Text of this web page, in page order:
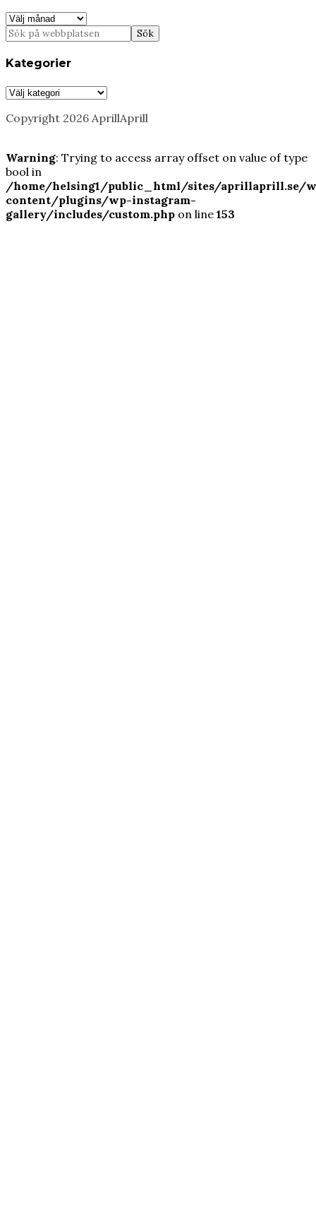
Arkiv
Kategorier
Kategorier
Copyright 2026 AprillAprill
Warning: Trying to access array offset on value of type
bool in
/home/helsing1/public_html/sites/aprillaprill.se/
content/plugins/wp-instagram-
gallery/includes/custom.php on line 153